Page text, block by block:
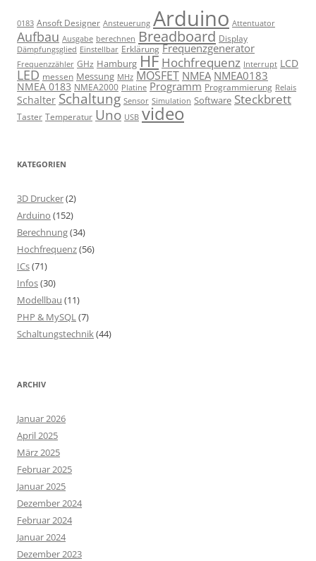
0183 Ansoft Designer Ansteuerung Arduino Attentuator
Aufbau Ausgabe berechnen Breadboard Display
Dämpfungsglied Einstellbar Erklärung Frequenzgenerator
Frequenzzähler GHz Hamburg HF Hochfrequenz Interrupt LCD
LED messen Messung MHz MOSFET NMEA NMEA0183
NMEA 0183 NMEA2000 Platine Programm Programmierung Relais
Schalter Schaltung Sensor Simulation Software Steckbrett
Taster Temperatur Uno USB video
KATEGORIEN
3D Drucker(2)
Arduino (152)
Berechnung(34)
Hochfrequenz(56)
ICs(71)
Infos(30)
Modellbau (11)
PHP & MySQL(7)
Schaltungstechnik(44)
ARCHIV
Januar 2026
April 2025
März 2025
Februar 2025
Januar 2025
Dezember 2024
Februar 2024
Januar 2024
Dezember 2023